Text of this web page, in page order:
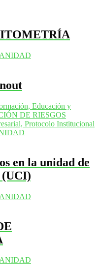
Educación y
DE RIESGOS
Protocolo Institucional
en la unidad de
(UCI)